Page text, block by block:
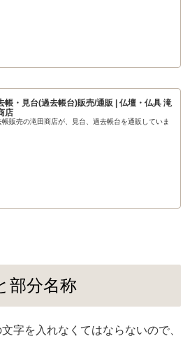
帳・見台(過去帳台)販売/通販 | 仏壇・仏具 滝
店
帳販売の滝田商店が、見台、過去帳台を通販していま
部分名称
字を入れなくてはならないので、